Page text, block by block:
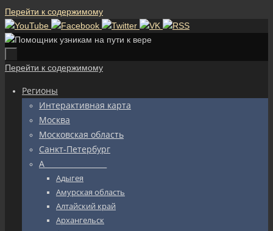
Перейти к содержимому
Перейти к содержимому
Регионы
Интерактивная карта
Москва
Московская область
Санкт-Петербург
А_________________
Адыгея
Амурская область
Алтайский край
Архангельск